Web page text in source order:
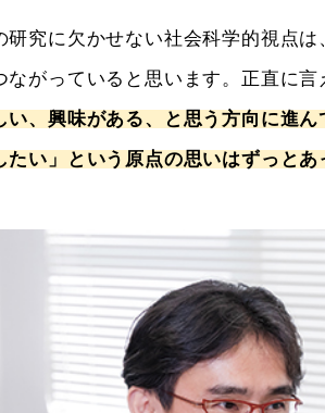
究に欠かせない社会科学的視点は
がっていると思います。正直に
い、興味がある、と思う方向に進
い」という原点の思いはずっとあ